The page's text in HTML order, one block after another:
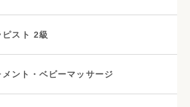
ピスト 2級
メント・ベビーマッサージ